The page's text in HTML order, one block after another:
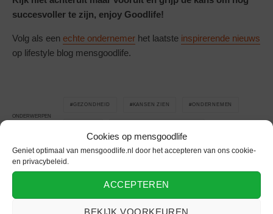
Cookies op mensgoodlife
Geniet optimaal van mensgoodlife.nl door het accepteren van ons cookie-
en privacybeleid.
ACCEPTEREN
BEKIJK VOORKEUREN
succesvoller te zijn, enjoy Goodlife!
Volg als een echte ondernemer het laatste inspirerende nieuws
op lifestyle blog mensgoodlife.
ONDERWERPEN
GEZONDHEID KANSEN ZIEN ONDERNEMEN
Gerelateerd